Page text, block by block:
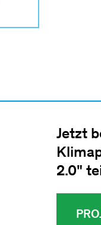
Jetzt
2.0"